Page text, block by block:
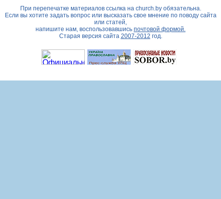
При перепечатке материалов ссылка на church.byобязательна.
Если вы хотите задать вопрос или высказать свое мнение по поводу сайта
или статей,
напишите нам, воспользовавшись почтовой формой.
Старая версия сайта 2007-2012 год.